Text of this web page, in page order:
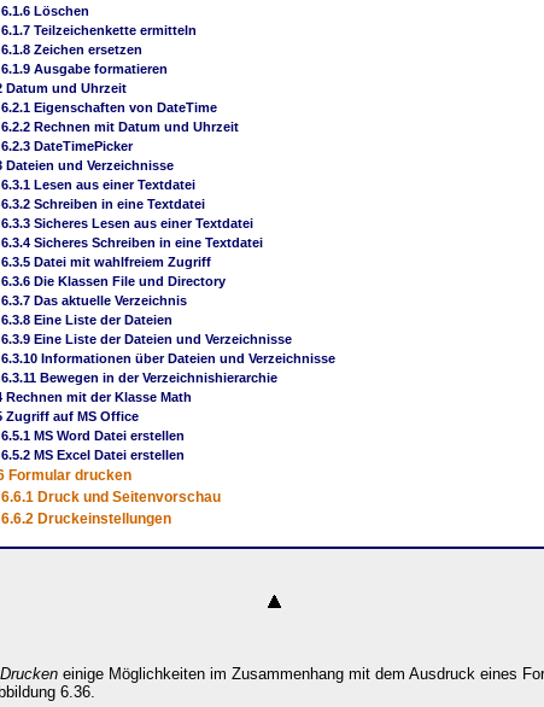
6.1.6 Löschen
6.1.7 Teilzeichenkette ermitteln
6.1.8 Zeichen ersetzen
6.1.9 Ausgabe formatieren
Datum und Uhrzeit
6.2.1 Eigenschaften von DateTime
6.2.2 Rechnen mit Datum und Uhrzeit
6.2.3 DateTimePicker
Dateien und Verzeichnisse
6.3.1 Lesen aus einer Textdatei
6.3.2 Schreiben in eine Textdatei
6.3.3 Sicheres Lesen aus einer Textdatei
6.3.4 Sicheres Schreiben in eine Textdatei
6.3.5 Datei mit wahlfreiem Zugriff
6.3.6 Die Klassen File und Directory
6.3.7 Das aktuelle Verzeichnis
6.3.8 Eine Liste der Dateien
6.3.9 Eine Liste der Dateien und Verzeichnisse
6.3.10 Informationen über Dateien und Verzeichnisse
6.3.11 Bewegen in der Verzeichnishierarchie
Rechnen mit der Klasse Math
Zugriff auf MS Office
6.5.1 MS Word Datei erstellen
6.5.2 MS Excel Datei erstellen
Formular drucken
6.6.1 Druck und Seitenvorschau
6.6.2 Druckeinstellungen
Drucken einige Möglichkeiten im Zusammenhang mit dem Ausdruck eines
6.36.